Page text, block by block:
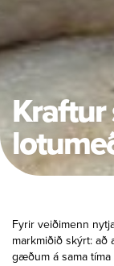
Fyrir veiðimenn
markmiðið skýrt:
gæðum á sama